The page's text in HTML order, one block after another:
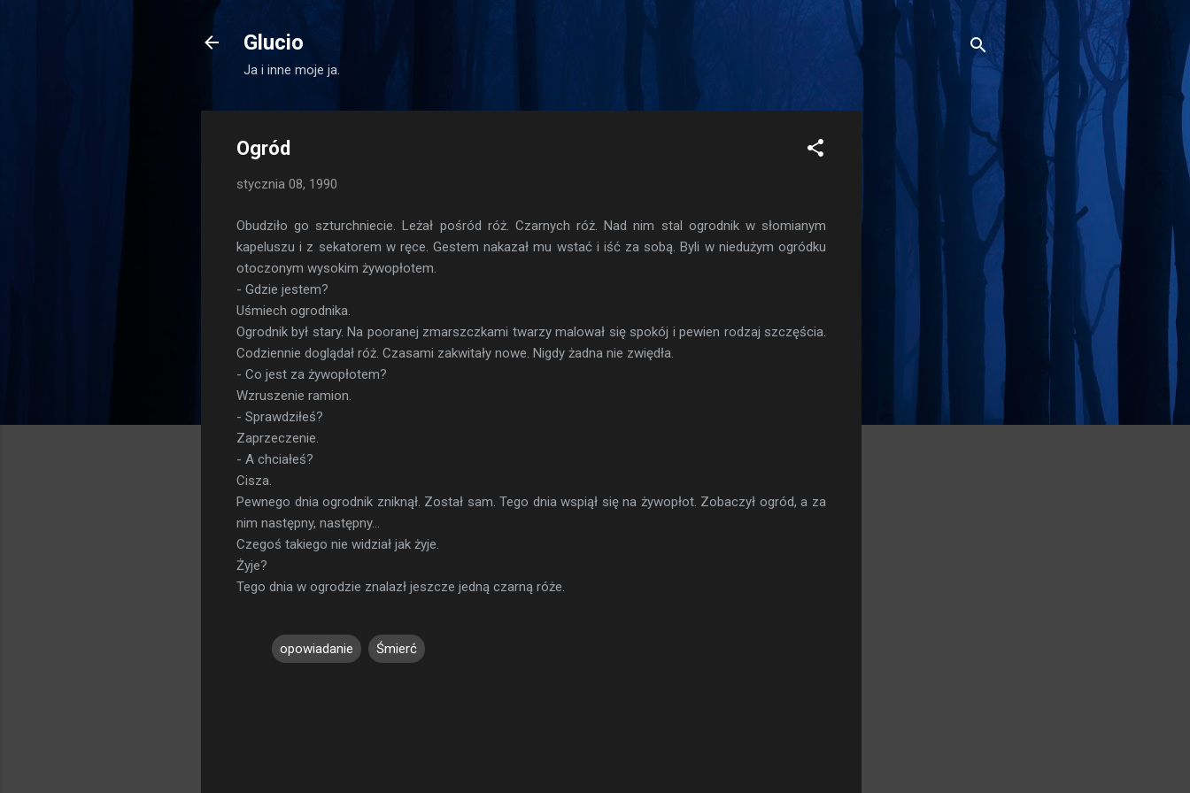
Glucio
Ja i inne moje ja.
Ogród
stycznia 08, 1990
Obudziło go szturchniecie. Leżał pośród róż. Czarnych róż. Nad nim stal ogrodnik w słomianym
kapeluszu i z sekatorem w ręce. Gestem nakazał mu wstać i iść za sobą. Byli w niedużym ogródku
otoczonym wysokim żywopłotem.
- Gdzie jestem?
Uśmiech ogrodnika.
Ogrodnik był stary. Na pooranej zmarszczkami twarzy malował się spokój i pewien rodzaj szczęścia.
Codziennie doglądał róż. Czasami zakwitały nowe. Nigdy żadna nie zwiędła.
- Co jest za żywopłotem?
Wzruszenie ramion.
- Sprawdziłeś?
Zaprzeczenie.
- A chciałeś?
Cisza.
Pewnego dnia ogrodnik zniknął. Został sam. Tego dnia wspiął się na żywopłot. Zobaczył ogród, a za
nim następny, następny...
Czegoś takiego nie widział jak żyje.
Żyje?
Tego dnia w ogrodzie znalazł jeszcze jedną czarną róże.
opowiadanie Śmierć